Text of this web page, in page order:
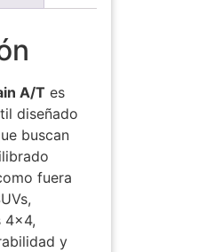
A/T es
diseñado
buscan
fuera
4×4,
y